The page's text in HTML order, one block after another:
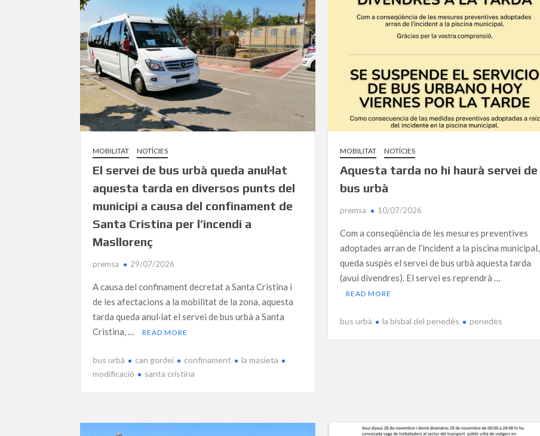
MOBILITAT NOTÍCIES
El servei de bus urbà queda anul·lat
aquesta tarda en diversos punts del
municipi a causa del confinament de
Santa Cristina per l’incendi a
Masllorenç
premsa 29/07/2026
A causa del confinament decretat a Santa Cristina i
de les afectacions a la mobilitat de la zona, aquesta
tarda queda anul·lat el servei de bus urbà a Santa
Cristina, …
READ MORE
bus urbà can gordei confinament
la masieta
modificació
santa cristina
MOBILITAT NOTÍCIES
Aquesta tarda no hi haurà servei de
bus urbà
premsa 10/07/2026
Com a conseqüència de les mesures preventives
adoptades arran de l’incident a la piscina municipal,
queda suspès el servei de bus urbà aquesta tarda
(avui divendres). El servei es reprendrà …
READ MORE
bus urbà la bisbal del penedès penedès